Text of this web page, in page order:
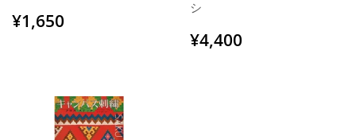
通
常
¥1,650
シ
通
常
¥4,400